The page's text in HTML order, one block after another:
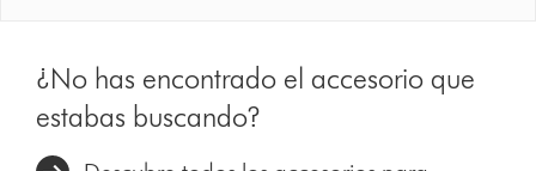
¿No has encontrado el accesorio que
estabas buscando?